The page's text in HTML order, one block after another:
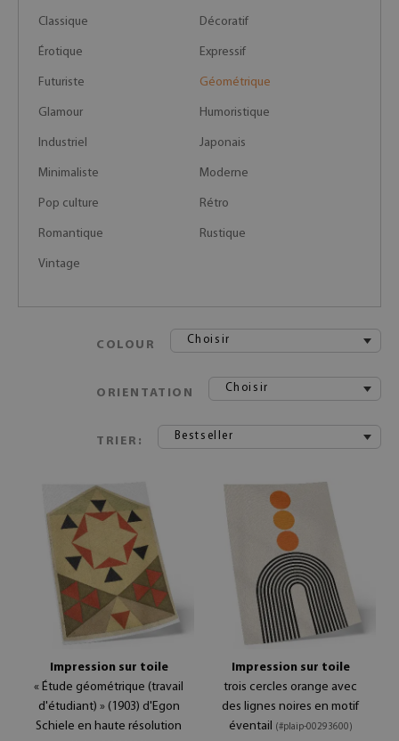
Classique Décoratif
Érotique Expressif
Futuriste Géométrique
Glamour Humoristique
Industriel Japonais
Minimaliste Moderne
Pop culture Rétro
Romantique Rustique
Vintage
COLOUR Choisir
ORIENTATION Choisir
TRIER: Bestseller
Impression sur toile
« Étude géométrique (travail
d'étudiant) » (1903) d'Egon
Schiele en haute résolution
Impression sur toile
trois cercles orange avec
des lignes noires en motif
éventail (#plaip-00293600)